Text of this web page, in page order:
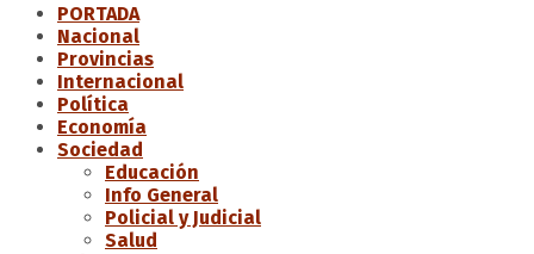
PORTADA
Nacional
Provincias
Internacional
Política
Economía
Sociedad
Educación
Info General
Policial y Judicial
Salud